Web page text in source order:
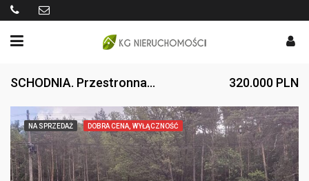
SCHODNIA. Przestronna działka budowlana. Dojazd asfaltowy. 320.000 PLN
NA SPRZEDAŻ DOBRA CENA, WYŁĄCZNOŚĆ